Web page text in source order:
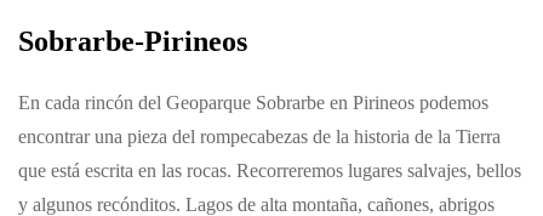
Sobrarbe-Pirineos
En cada rincón del Geoparque Sobrarbe en Pirineos podemos
encontrar una pieza del rompecabezas de la historia de la Tierra
que está escrita en las rocas. Recorreremos lugares salvajes, bellos
y algunos recónditos. Lagos de alta montaña, cañones, abrigos